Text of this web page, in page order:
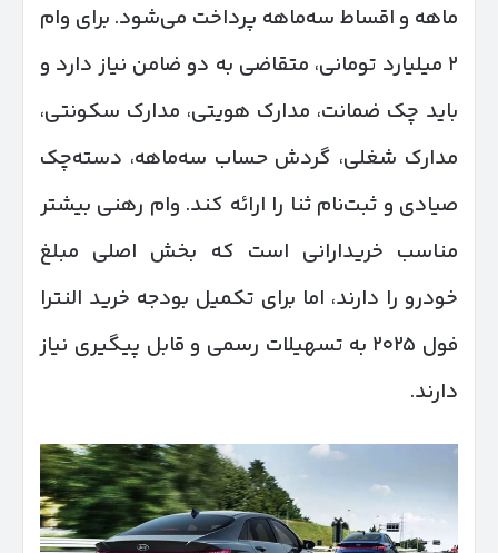
ماهه و اقساط سه‌ماهه پرداخت می‌شود. برای وام
۲ میلیارد تومانی، متقاضی به دو ضامن نیاز دارد و
باید چک ضمانت، مدارک هویتی، مدارک سکونتی،
مدارک شغلی، گردش حساب سه‌ماهه، دسته‌چک
صیادی و ثبت‌نام ثنا را ارائه کند. وام رهنی بیشتر
مناسب خریدارانی است که بخش اصلی مبلغ
خودرو را دارند، اما برای تکمیل بودجه خرید النترا
فول ۲۰۲۵ به تسهیلات رسمی و قابل پیگیری نیاز
دارند.